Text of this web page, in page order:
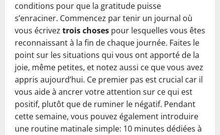
conditions pour que la gratitude puisse
s’enraciner. Commencez par tenir un journal où
vous écrivez trois choses pour lesquelles vous êtes
reconnaissant à la fin de chaque journée. Faites le
point sur les situations qui vous ont apporté de la
joie, même petites, et notez aussi ce que vous avez
appris aujourd’hui. Ce premier pas est crucial car il
vous aide à ancrer votre attention sur ce qui est
positif, plutôt que de ruminer le négatif. Pendant
cette semaine, vous pouvez également introduire
une routine matinale simple: 10 minutes dédiées à